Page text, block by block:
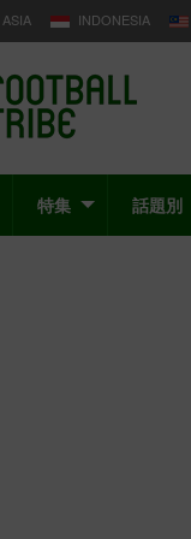
ASIA INDONESIA
特集 話題別